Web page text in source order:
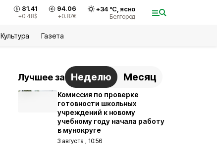
81.41
+0.48$
94.06
+0.87€
+34°С, ясно
Белгород
Культура Газета
Лучшее за Неделю Месяц
Комиссия по проверке
готовности школьных
учреждений к новому
учебному году начала работу
в мунокруге
3 августа , 10:56